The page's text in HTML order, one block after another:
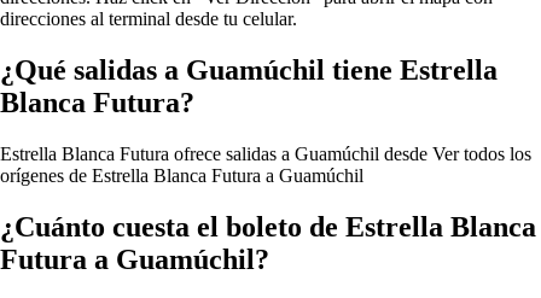
direcciones al terminal desde tu celular.
¿Qué salidas a Guamúchil tiene Estrella
Blanca Futura?
Estrella Blanca Futura ofrece salidas a Guamúchil desde Ver todos los
orígenes de Estrella Blanca Futura a Guamúchil
¿Cuánto cuesta el boleto de Estrella Blanca
Futura a Guamúchil?